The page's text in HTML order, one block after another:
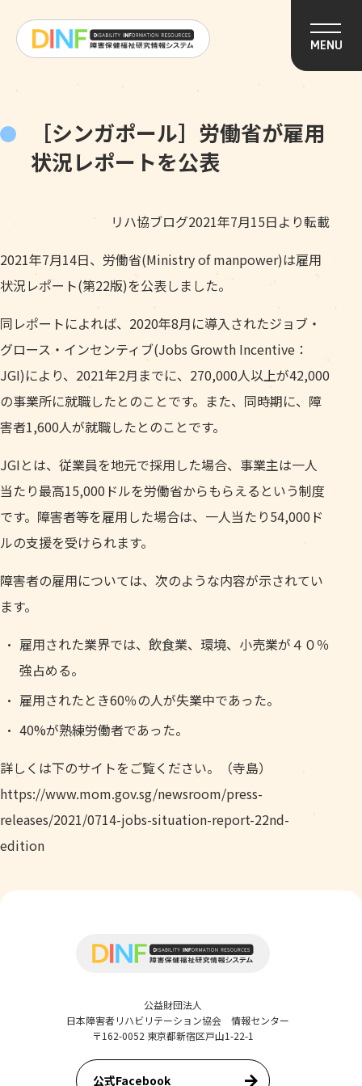
MENU
［シンガポール］労働省が雇用
状況レポートを公表
リハ協ブログ2021年7月15日より転載
2021年7月14日、労働省(Ministry of manpower)は雇用
状況レポート(第22版)を公表しました。
同レポートによれば、2020年8月に導入されたジョブ・
グロース・インセンティブ(Jobs Growth Incentive：
JGI)により、2021年2月までに、270,000人以上が42,000
の事業所に就職したとのことです。また、同時期に、障
害者1,600人が就職したとのことです。
JGIとは、従業員を地元で採用した場合、事業主は一人
当たり最高15,000ドルを労働省からもらえるという制度
です。障害者等を雇用した場合は、一人当たり54,000ド
ルの支援を受けられます。
障害者の雇用については、次のような内容が示されてい
ます。
雇用された業界では、飲食業、環境、小売業が４０％
強占める。
雇用されたとき60％の人が失業中であった。
40%が熟練労働者であった。
詳しくは下のサイトをご覧ください。（寺島）
https://www.mom.gov.sg/newsroom/press-
releases/2021/0714-jobs-situation-report-22nd-
edition
公益財団法人
日本障害者リハビリテーション協会 情報センター
〒162-0052 東京都新宿区戸山1-22-1
公式Facebook